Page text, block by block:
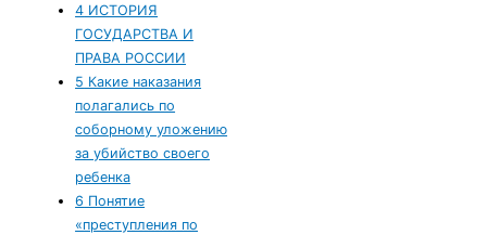
4 ИСТОРИЯ
ГОСУДАРСТВА И
ПРАВА РОССИИ
5 Какие наказания
полагались по
соборному уложению
за убийство своего
ребенка
6 Понятие
«преступления по